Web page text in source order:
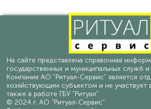
На сайте представлена справочная
государственных и муниципальных служб и
Компания АО "Ритуал-Сервис" является
хозяйствующим субъектом и не участвует
также в работе ГБУ "Ритуал".
© 2024 г. АО "Ритуал-Сервис"